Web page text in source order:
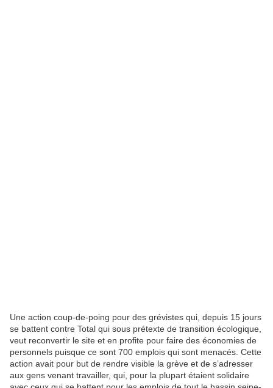
Une action coup-de-poing pour des grévistes qui, depuis 15 jours
se battent contre Total qui sous prétexte de transition écologique,
veut reconvertir le site et en profite pour faire des économies de
personnels puisque ce sont 700 emplois qui sont menacés. Cette
action avait pour but de rendre visible la grève et de s’adresser
aux gens venant travailler, qui, pour la plupart étaient solidaire